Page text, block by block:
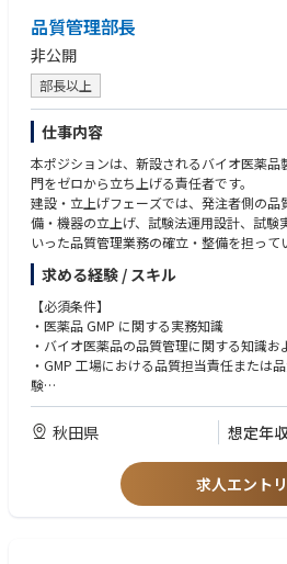
• Partner closely with Commercial,
functional teams to drive business
• Provide financial insights and
iatives and operational improvements.
• Influence stakeholders through fact-
ve communication.
• Challenge assumptions and help drive
ss.
■Financial Analysis & Investment
• Develop business cases for strategic
enditure (CAPEX) investments.
• Conduct profitability, pricing, cost, and
ment and resource allocation decisions.
• Assess financial implications on both
erformance.
• Support management in evaluating
ed based on financial returns and
■Financial Controls & Support
• Work closely with the Finance Head and
d accounting-related activities and cross-
• Maintain strong oversight of:
- Pricing strategy and execution
- Foreign exchange exposure
• Advanced proficiency in Microsoft
nd scenario analysis.
• Advanced PowerPoint skills with the
ment presentations.
• Strong analytical and problem-solving
• Experience with ERP systems and
Competencies
• Strong business acumen with the ability
to business actions.
• Excellent communication and
• Influential business partner capable of
ments.
• Hands-on, proactive, and results-oriented
• Strong attention to detail and accuracy.
• High level of integrity and ability to
• Ability to work effectively in a fast-paced
• Strategic thinking combined with
品質管理部長
非公開
部長以上
仕事内容
本ポジションは、新設されるバイオ医薬
門をゼロから立ち上げる責任者です。
建設・立上げフェーズでは、発注者側の品
備・機器の立上げ、試験法運用設計、試験
いった品質管理業務の確立・整備を担って
後は、品質管理部門責任者として、原材料
環境モニタリング、安定性試験等を含む試
だきます。
求める経験 / スキル
【必須条件】
・医薬品 GMP に関する実務知識
・バイオ医薬品の品質管理に関する知識
・GMP 工場における品質担当責任または
験
・試験設備・機器、試薬等、試験記録、
に関する基本的な理解
・複数の社外関係者（設計会社、施工会
ト、外部試験機関、技術供与等）との調整
・品質管理部門または試験関連チームにお
・環境で発生する課題を整理し、関係者を
秋田県 想定年
求人エント